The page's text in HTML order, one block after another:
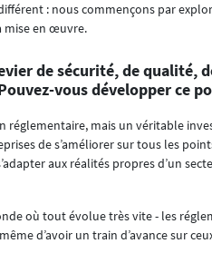
: nous commençons par
mise en œuvre.
de sécurité, de qualité,
vous développer ce
réglementaire, mais un véritable
de s’améliorer sur tous les
aux réalités propres d’un
où tout évolue très vite - les
d’avoir un train d’avance sur